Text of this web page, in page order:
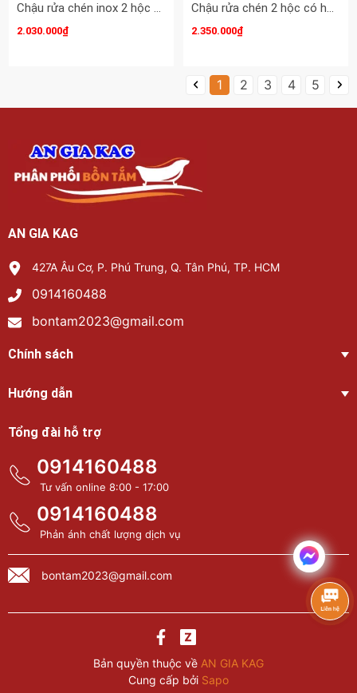
Chậu rửa chén inox 2 hộc 38X44 cm Winland KAG-WE05
2.030.000₫
Chậu rửa chén 2 hộc có hộc rác giắt dao 104x48 cm Winland KAG-WG04A
2.350.000₫
1 2 3 4 5
AN GIA KAG
427A Âu Cơ, P. Phú Trung, Q. Tân Phú, TP. HCM
0914160488
bontam2023@gmail.com
Chính sách
Hướng dẫn
Tổng đài hỗ trợ
0914160488
Tư vấn online 8:00 - 17:00
0914160488
Phản ánh chất lượng dịch vụ
bontam2023@gmail.com
Bản quyền thuộc về AN GIA KAG
Cung cấp bởi Sapo